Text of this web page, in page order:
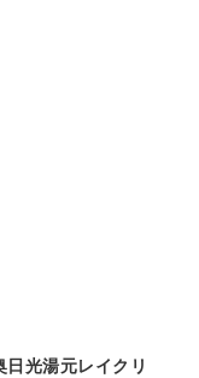
光湯元レイクリ